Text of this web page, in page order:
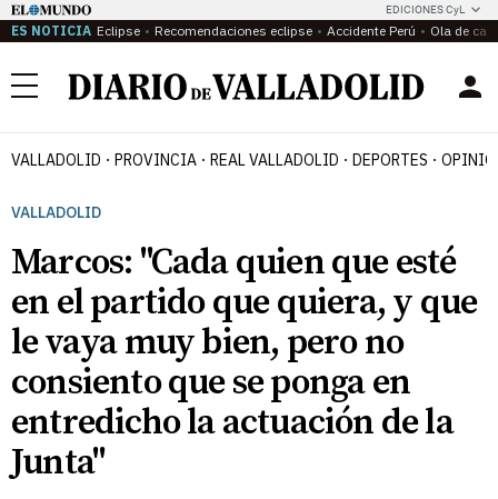
EDICIONES CyL
ES NOTICIA Eclipse Recomendaciones eclipse Accidente Perú Ola de
Menú
VALLADOLID PROVINCIA REAL VALLADOLID DEPORTES
VALLADOLID
Marcos: "Cada quien que esté
en el partido que quiera, y que
le vaya muy bien, pero no
consiento que se ponga en
entredicho la actuación de la
Junta"